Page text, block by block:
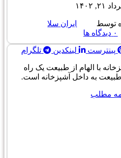
۲۱, ۱۴۰۲
توسط
ایران سلا
۰ دیدگاه ها
پینترست لینکدین تلگرام
با الهام از طبیعت یک راه
طبیعت به داخل آشپزخانه است.
مطلب